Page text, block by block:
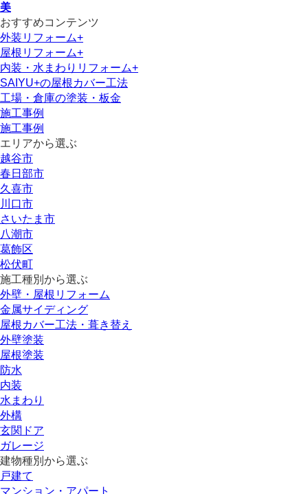
おすすめコンテンツ
外装リフォーム+
屋根リフォーム+
内装・水まわりリフォーム+
SAIYU+の屋根カバー工法
工場・倉庫の塗装・板金
施工事例
施工事例
エリアから選ぶ
越谷市
春日部市
久喜市
川口市
さいたま市
八潮市
葛飾区
松伏町
施工種別から選ぶ
外壁・屋根リフォーム
金属サイディング
屋根カバー工法・葺き替え
外壁塗装
屋根塗装
防水
内装
水まわり
外構
玄関ドア
ガレージ
建物種別から選ぶ
戸建て
マンション・アパート